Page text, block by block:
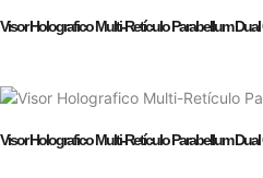
Visor Holografico Multi-Retículo Parabellum Dual
Visor Holografico Multi-Retículo Parabellum Dual